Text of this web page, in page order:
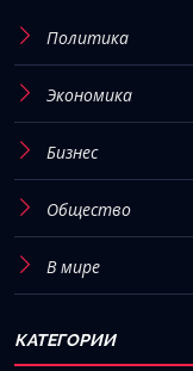
Политика
Экономика
Бизнес
Общество
В мире
КАТЕГОРИИ